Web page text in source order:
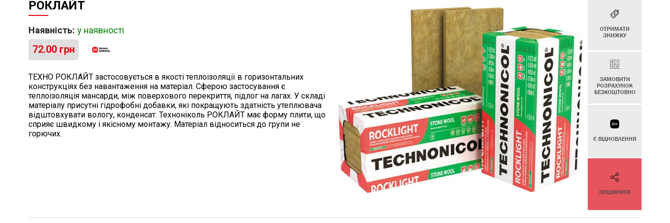
РОКЛАЙТ
Наявність: у наявності
72.00 грн
ТЕХНО РОКЛАЙТ застосовується в якості теплоізоляції в горизонтальних
конструкціях без навантаження на матеріал. Сферою застосування є
теплоізоляція мансарди, між поверхового перекриття, підлог на лагах. У складі
матеріалу присутні гідрофобні добавки, які покращують здатність утеплювача
відштовхувати вологу, конденсат. Техноніколь РОКЛАЙТ має форму плити, що
сприяє швидкому і якісному монтажу. Матеріал відноситься до групи не
горючих.
ОТРИМАТИ
ЗНИЖКУ
ЗАМОВИТИ
РОЗРАХУНОК
БЕЗКОШТОВНО
Є ВІДНОВЛЕННЯ
ПОШИРИТИ